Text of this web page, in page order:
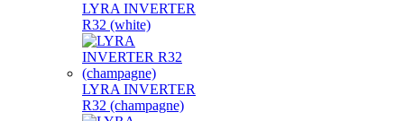
LYRA INVERTER
R32 (white)
LYRA INVERTER
R32 (champagne)